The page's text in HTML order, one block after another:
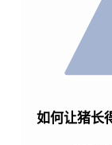
如何让猪长